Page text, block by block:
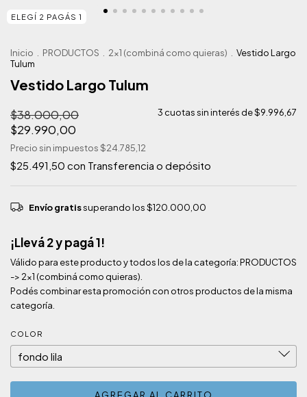
ELEGÍ 2 PAGÁS 1
Inicio . PRODUCTOS . 2x1 (combiná como quieras) . Vestido Largo
Tulum
Vestido Largo Tulum
$38.000,00
$29.990,00
3 cuotas sin interés de$9.996,67
Precio sin impuestos$24.785,12
$25.491,50 con Transferencia o depósito
Envío gratissuperando los$120.000,00
¡Llevá 2 y pagá 1!
Válido para este producto y todos los de la categoría: PRODUCTOS
-> 2x1 (combiná como quieras).
Podés combinar esta promoción con otros productos de la misma
categoría.
COLOR